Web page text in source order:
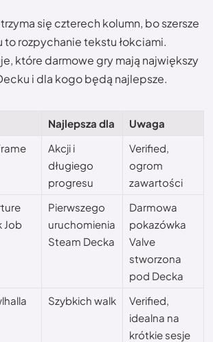
się czterech kolumn, bo szersze
rozpychanie tekstu łokciami.
które darmowe gry mają największy
i dla kogo będą najlepsze.
Najlepsza dla
Uwaga
Akcji i
długiego
progresu
Verified,
ogrom
zawartości
Job
Pierwszego
uruchomienia
Steam Decka
Darmowa
pokazówka
Valve
stworzona
pod Decka
Szybkich walk
Verified,
idealna na
krótkie sesje